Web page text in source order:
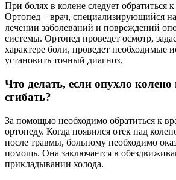
При болях в колене следует обратиться
Ортопед – врач, специализирующийся
лечении заболеваний и повреждений
системы. Ортопед проведет осмотр,
характере боли, проведет необходимые
установить точный диагноз.
Что делать, если опухло колено
сгибать?
За помощью необходимо обратиться к
ортопеду. Когда появился отек над
после травмы, больному необходимо
помощь. Она заключается в
прикладывании холода.